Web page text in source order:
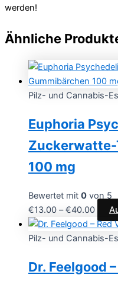
werden!
Ähnliche
Pilz- und Cannabis-
Euphoria
Zuckerwatte-
100 mg
Bewertet mit 0 von 5
€13.00 –€40.00
Pilz- und Cannabis-
Dr. Feelgood